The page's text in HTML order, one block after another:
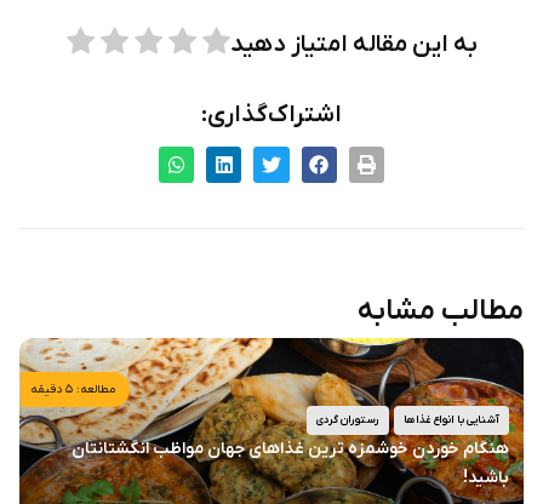
به این مقاله امتیاز دهید
اشتراک‌گذاری:
مطالب مشابه
مطالعه: ۵ دقیقه
آشنایی با انواع غذاها رستوران گردی
هنگام خوردن خوشمزه ترین غذاهای جهان مواظب انگشتانتان
باشید!